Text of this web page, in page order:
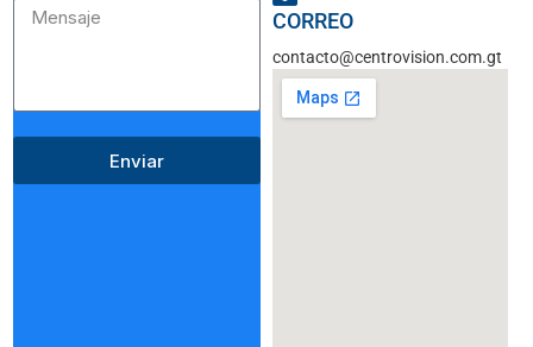
Enviar
CORREO
contacto@centrovision.com.gt